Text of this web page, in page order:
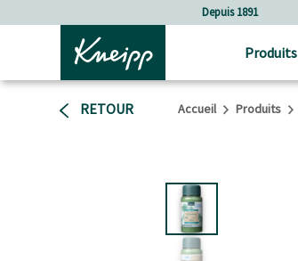
Sauter au contenu du pied de pageDepuis 1891
Produits
RETOUR Accueil Produits